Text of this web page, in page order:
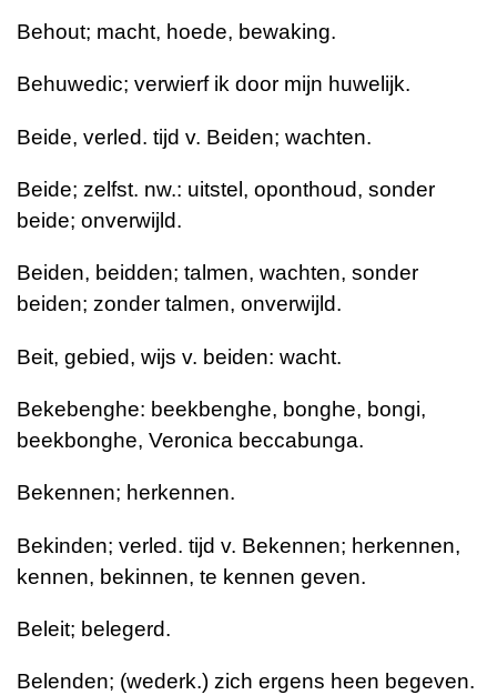
Behout; macht, hoede, bewaking.
Behuwedic; verwierf ik door mijn huwelijk.
Beide, verled. tijd v. Beiden; wachten.
Beide; zelfst. nw.: uitstel, oponthoud, sonder
beide; onverwijld.
Beiden, beidden; talmen, wachten, sonder
beiden; zonder talmen, onverwijld.
Beit, gebied, wijs v. beiden: wacht.
Bekebenghe: beekbenghe, bonghe, bongi,
beekbonghe, Veronica beccabunga.
Bekennen; herkennen.
Bekinden; verled. tijd v. Bekennen; herkennen,
kennen, bekinnen, te kennen geven.
Beleit; belegerd.
Belenden; (wederk.) zich ergens heen begeven.